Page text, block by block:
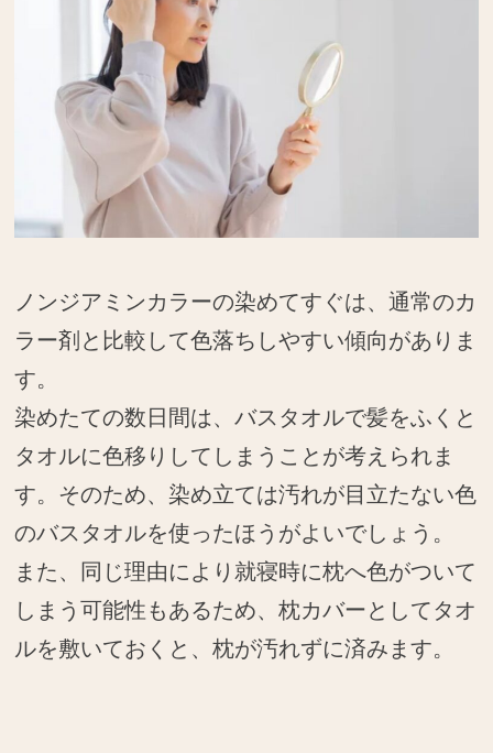
ノンジアミンカラーの染めてすぐは、通常のカ
ラー剤と比較して色落ちしやすい傾向がありま
す。
染めたての数日間は、バスタオルで髪をふくと
タオルに色移りしてしまうことが考えられま
す。そのため、染め立ては汚れが目立たない色
のバスタオルを使ったほうがよいでしょう。
また、同じ理由により就寝時に枕へ色がついて
しまう可能性もあるため、枕カバーとしてタオ
ルを敷いておくと、枕が汚れずに済みます。